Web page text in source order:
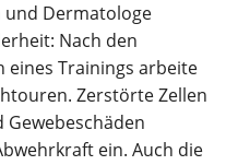
und Dermatologe
Nach den
Trainings arbeite
Zerstörte Zellen
ein. Auch die